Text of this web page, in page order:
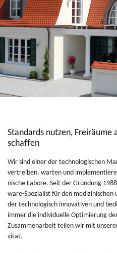
Standards nutzen, Freiräume
schaffen
Wir sind einer der tech­no­lo­gi­schen
ver­trei­ben, war­ten und
nische Labore. Seit der Grün­dung
ware-Spe­zia­list für den
der tech­no­lo­gisch inno­va­ti­ven und
immer die indi­vi­duelle Opti­mie­rung
Zusam­me­nar­beit tei­len wir mit
vität.